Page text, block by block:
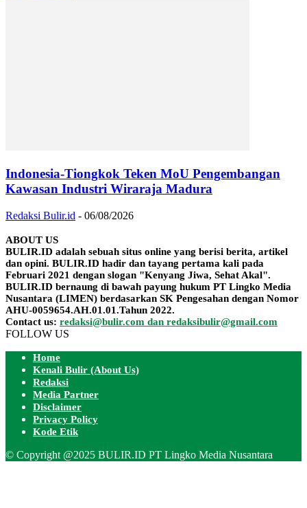
Indonesia-Tiongkok Teken MoU Pengembangan
Kawasan Industri Wiraraja Madura
Redaksi Bulir.id - 06/08/2026
ABOUT US
BULIR.ID adalah sebuah situs online yang berisi berita, artikel
dan opini. BULIR.ID hadir dan tayang pertama kali pada
Februari 2021 dengan slogan "Kenyang Jiwa, Sehat Akal".
BULIR.ID bernaung di bawah payung hukum PT Lingko Media
Nusantara (LIMEN) berdasarkan SK Pengesahan dengan Nomor
AHU-0059654.AH.01.01.Tahun 2022.
Contact us: redaksi@bulir.com dan redaksibulir@gmail.com
FOLLOW US
Home
Kenali Bulir (About Us)
Redaksi
Media Partner
Disclaimer
Privacy Policy
Kode Etik
© Copyright @2025 BULIR.ID PT Lingko Media Nusantara